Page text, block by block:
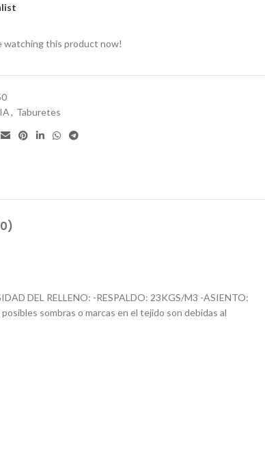
watching this product now!
, Taburetes
DEL RELLENO: -RESPALDO: 23KGS/M3 -ASIENTO:
sombras o marcas en el tejido son debidas al